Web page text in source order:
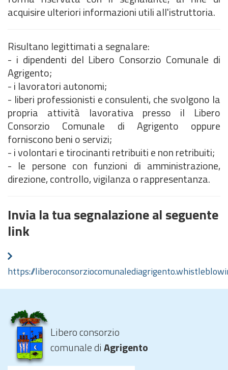
acquisire ulteriori informazioni utili all'istruttoria.
Risultano legittimati a segnalare:
- i dipendenti del Libero Consorzio Comunale di
Agrigento;
- i lavoratori autonomi;
- liberi professionisti e consulenti, che svolgono la
propria attività lavorativa presso il Libero
Consorzio Comunale di Agrigento oppure
forniscono beni o servizi;
- i volontari e tirocinanti retribuiti e non retribuiti;
- le persone con funzioni di amministrazione,
direzione, controllo, vigilanza o rappresentanza.
Invia la tua segnalazione al seguente
link
https://
Libero consorzio
comunale diAgrigento